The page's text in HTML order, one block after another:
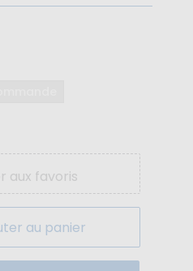
aux favoris
au panier